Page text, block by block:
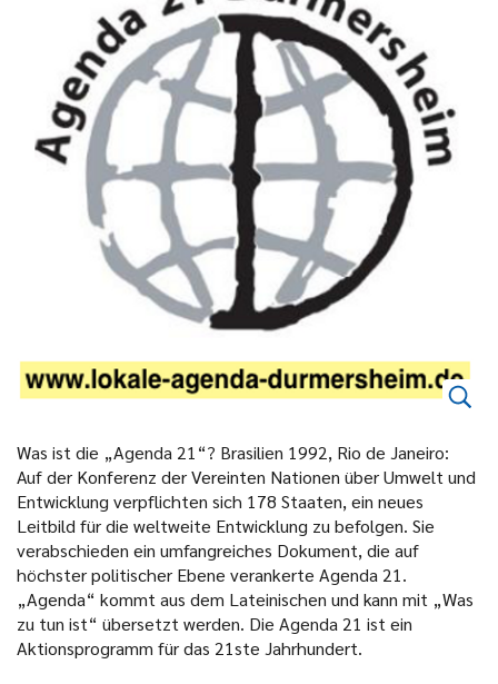
Was ist die „Agenda 21“? Brasilien 1992, Rio de Janeiro:
Auf der Konferenz der Vereinten Nationen über Umwelt und
Entwicklung verpflichten sich 178 Staaten, ein neues
Leitbild für die weltweite Entwicklung zu befolgen. Sie
verabschieden ein umfangreiches Dokument, die auf
höchster politischer Ebene verankerte Agenda 21.
„Agenda“ kommt aus dem Lateinischen und kann mit „Was
zu tun ist“ übersetzt werden. Die Agenda 21 ist ein
Aktionsprogramm für das 21ste Jahrhundert.